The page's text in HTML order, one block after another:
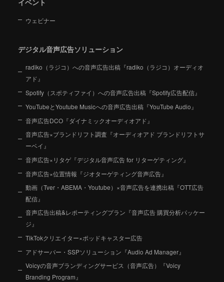
ウェビナー
デジタル音声広告ソリューション
radiko（ラジコ）への音声広告出稿『radiko（ラジコ）オーディオ
アド』
Spotify（スポティファイ）への音声広告出稿『Spotify広告配信』
YouTubeとYoutube Musicへの音声広告出稿『YouTube Audio』
音声広告DCO『ダイナミックオーディオアド』
音声広告×ブランドリフト調査『オーディオアド ブランドリフトサ
ーベイ』
音声広告×リタゲ『デジタル音声広告 for リターゲティング』
音声広告×位置情報『ジオターゲティング音声広告』
動画（Tver・ABEMA・Youtube）×音声広告を連携出稿『OTT広告
配信』
音声広告出稿&レポーティングプラン『音声広告 購買分析パッケー
ジ』
TikTokクリエイター×ポッドキャスター広告
アドサーバー・SSPソリューション『Audio Ad Manager』
Voicyの音声ブランディングサービス（音声広告）『Voicy
Branding Program』